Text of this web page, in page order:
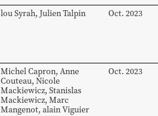
louSyrah, JulienTalpin Oct. 2023
MichelCapron, Anne
Couteau, Nicole
Mackiewicz, Stanislas
Mackiewicz, Marc
Mangenot, alainViguier
Oct. 2023